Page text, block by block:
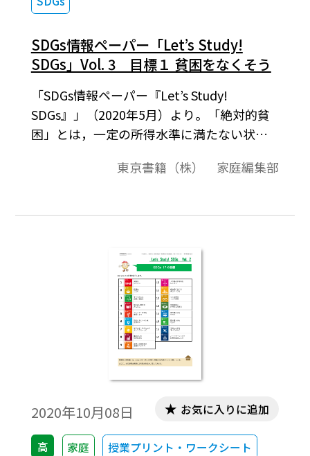
SDGs情報ペーパー「Let’s Study!
SDGs」Vol. 3 目標１ 貧困をなくそう
「SDGs情報ペーパー『Let’s Study!
SDGs』」（2020年5月）より。「絶対的貧
困」とは，一定の所得水準に満たない状態
している状態を「極度の貧困状態」と定義
度の貧困状態」で生活しているのは，世界
は，その国の貧困線（「国民を所得の多い
順に並べたとき，真ん中の人」の半分）未
満の状態のこと。日本は，子どもの相対的
貧困率が13.9%（2015 年）で，OECD 加盟
国の中でも高い数値です。
東京書籍（株） 家庭編集部
2020年10月08日
高 家庭
授業プリント・ワークシート
お気に入りに追加